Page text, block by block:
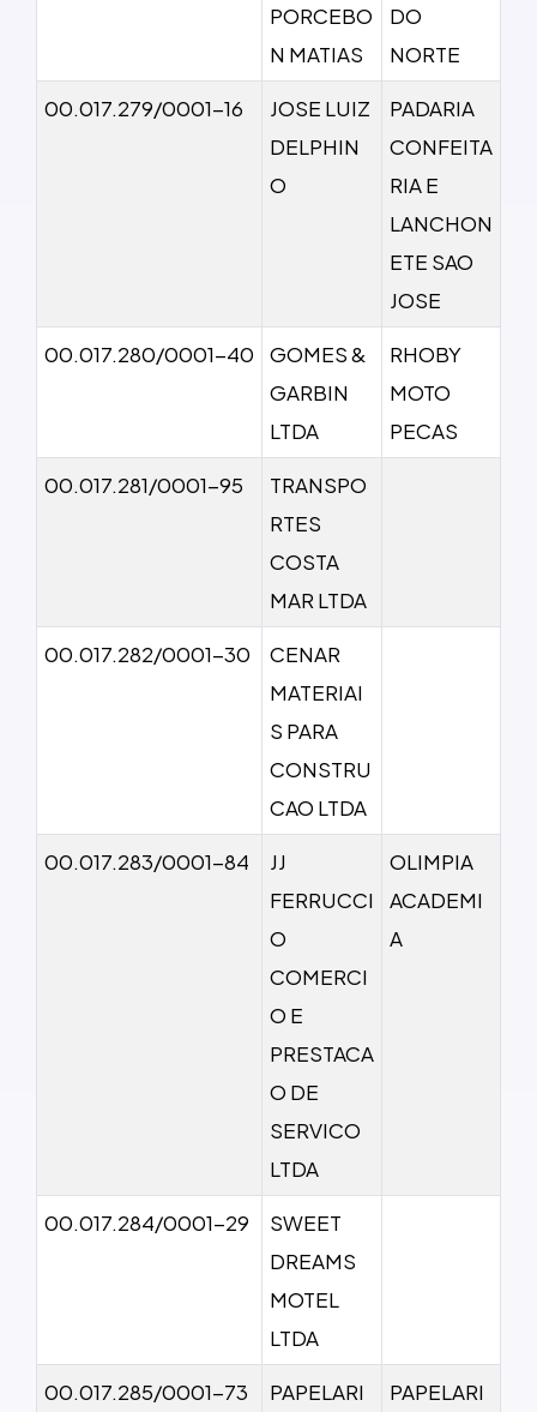
PORCEBO
N MATIAS
DO
NORTE
00.017.279/0001-16
JOSE LUIZ
DELPHIN
O
PADARIA
CONFEITA
RIA E
LANCHON
ETE SAO
JOSE
00.017.280/0001-40
GOMES &
GARBIN
LTDA
RHOBY
MOTO
PECAS
00.017.281/0001-95
TRANSPO
RTES
COSTA
MAR LTDA
00.017.282/0001-30
CENAR
MATERIAI
S PARA
CONSTRU
CAO LTDA
00.017.283/0001-84
JJ
FERRUCCI
O
COMERCI
O E
PRESTACA
O DE
SERVICO
LTDA
OLIMPIA
ACADEMI
A
00.017.284/0001-29
SWEET
DREAMS
MOTEL
LTDA
00.017.285/0001-73
PAPELARI
PAPELARI